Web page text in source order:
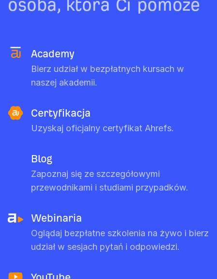
osoba, która Ci pomoże
Academy
Bierz udział w bezpłatnych kursach w
naszej akademii.
Certyfikacja
Uzyskaj oficjalny certyfikat Ahrefs.
Blog
Zapoznaj się ze szczegółowymi
przewodnikami i studiami przypadków.
Webinaria
Oglądaj bezpłatne szkolenia na żywo i bierz
udział w sesjach pytań i odpowiedzi.